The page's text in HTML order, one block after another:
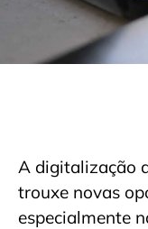
A digitalização
trouxe novas
especialmente